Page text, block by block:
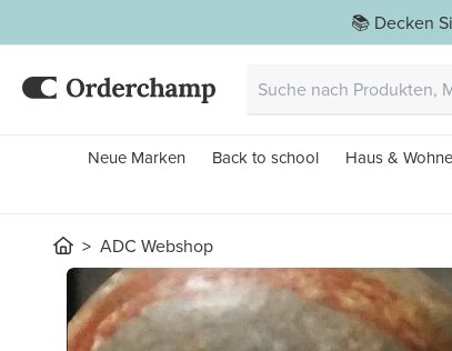
📚 Decken
Neue Marken Back to school Haus &
ADC Webshop